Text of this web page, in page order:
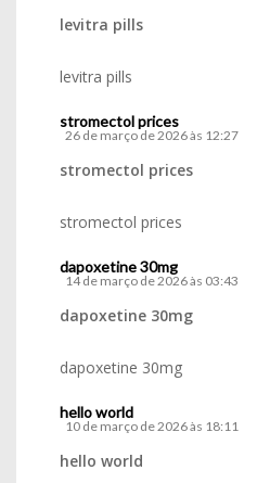
levitra pills
levitra pills
stromectol prices
26 de março de 2026 às 12:27
stromectol prices
stromectol prices
dapoxetine 30mg
14 de março de 2026 às 03:43
dapoxetine 30mg
dapoxetine 30mg
hello world
10 de março de 2026 às 18:11
hello world